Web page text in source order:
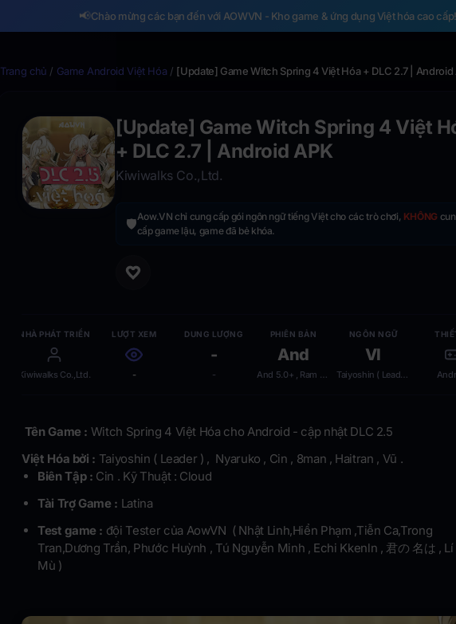
📢Chào mừng các bạn đến với AOWVN - Kho game & ứng dụng Việt hóa cao cấp!
Trang chủ / Game Android Việt Hóa / [Update] Game Witch Spring 4 Việt Hóa + DLC 2.7 | Android
[Update] Game Witch Spring 4 Việt
+ DLC 2.7 | Android APK
Kiwiwalks Co.,Ltd.
🛡️Aow.VN chỉ cung cấp gói ngôn ngữ tiếng Việt cho các trò chơi, KHÔNG
cấp game lậu, game đã bẻ khóa.
NHÀ PHÁT TRIỂN
Kiwiwalks Co.,Ltd.
LƯỢT XEM
-
DUNG LƯỢNG
-
-
PHIÊN BẢN
And
And 5.0+ , Ram tối thiểu 750MB ~ 1GB
NGÔN NGỮ
VI
Taiyoshin ( Leader ) , Nyaruko , Cin ,
Tên Game : Witch Spring 4 Việt Hóa cho Android - cập nhật DLC 2.5
Việt Hóa bởi : Taiyoshin ( Leader ) , Nyaruko , Cin , 8man , Haitran , Vũ .
Biên Tập : Cin . Kỹ Thuật : Cloud
Tài Trợ Game : Latina
Test game : đội Tester của AowVN ( Nhật Linh,Hiển Phạm ,Tiễn Ca,Trong
Tran,Dương Trần, Phước Huỳnh , Tú Nguyễn Minh , Echi Kkenln , 君の 名は ,
Mù )